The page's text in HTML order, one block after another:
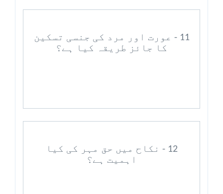
11 - عورت اور مرد کی جنسی تسکین
کا جائز طریقہ کیا ہے؟
12 - نکاح میں حق مہر کی کیا
اہمیت ہے؟